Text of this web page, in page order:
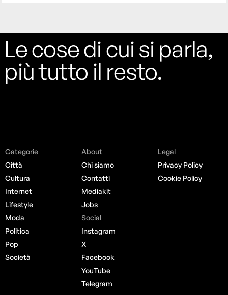
Le cose di cui si parla,
più tutto il resto.
Categorie
Città
Cultura
Internet
Lifestyle
Moda
Politica
Pop
Società
About
Chi siamo
Contatti
Mediakit
Jobs
Social
Instagram
X
Facebook
YouTube
Telegram
Legal
Privacy Policy
Cookie Policy